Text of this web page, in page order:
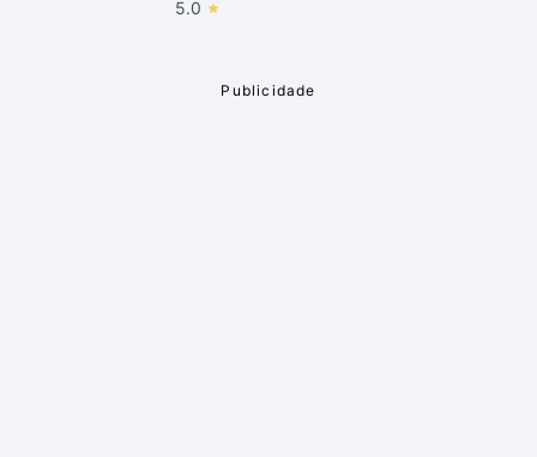
cinemas. Para quem adorou cãs músicas usadas nos
5.0